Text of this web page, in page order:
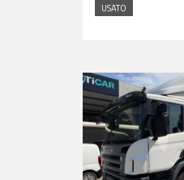
USATO